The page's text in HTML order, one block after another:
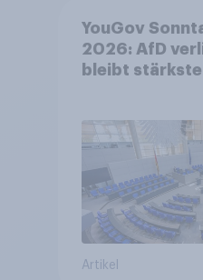
YouGov
2026: AfD
bleibt
Artikel